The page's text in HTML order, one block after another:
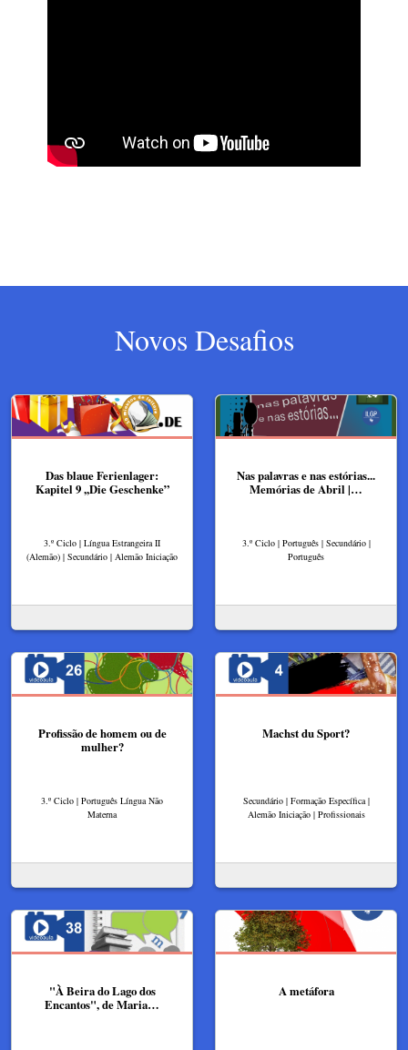
Novos Desafios
Das blaue Ferienlager:
Kapitel 9 ,,Die Geschenke”
3.º Ciclo | Língua Estrangeira II
(Alemão) | Secundário | Alemão Iniciação
Nas palavras e nas estórias...
Memórias de Abril |…
3.º Ciclo | Português | Secundário |
Português
Profissão de homem ou de
mulher?
3.º Ciclo | Português Língua Não
Materna
Machst du Sport?
Secundário | Formação Específica |
Alemão Iniciação | Profissionais
"À Beira do Lago dos
Encantos", de Maria…
A metáfora